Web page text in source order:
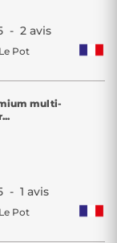
- 2 avis
Le Pot
multi-
- 1 avis
Le Pot